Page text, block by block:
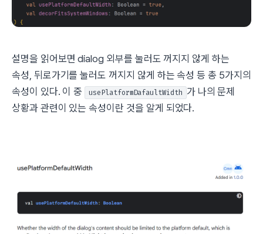
설명을 읽어보면 dialog 외부를 눌러도 꺼지지 않게 하는
속성, 뒤로가기를 눌러도 꺼지지 않게 하는 속성 등 총 5가지의
속성이 있다. 이 중
usePlatformDafaultWidth
가 나의 문제
상황과 관련이 있는 속성이란 것을 알게 되었다.